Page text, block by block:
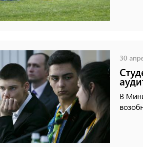
30
В